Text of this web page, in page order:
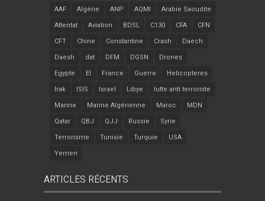
AAF Algérie ANP AQMI Arabie Saoudite
Attentat Aviation BDSL C130 CFA CFN
CFT Chine Constantine Crash Daech
Daesh dat DFM DGSN Drones
Egypte EI France Guerre Helicopteres
Irak ISIS Israel Libye lutte anti terroriste
Marine Marine Algérienne Maroc MDN
Qatar QBJ QJJ Russie Syrie
Terrorisme Tunisie Turquie USA
Yemen
ARTICLES RÉCENTS